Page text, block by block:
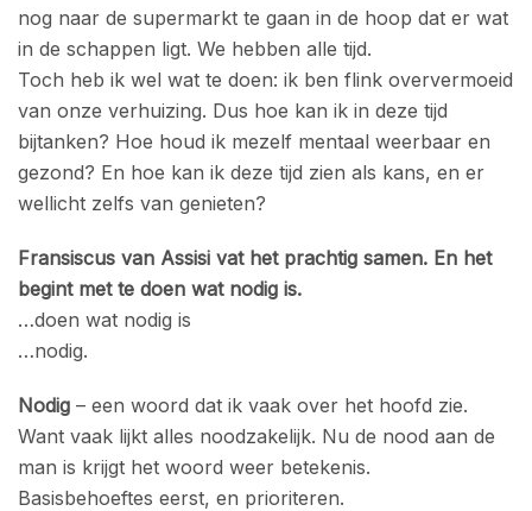
nog naar de supermarkt te gaan in de hoop dat er wat
in de schappen ligt. We hebben alle tijd.
Toch heb ik wel wat te doen: ik ben flink oververmoeid
van onze verhuizing. Dus hoe kan ik in deze tijd
bijtanken? Hoe houd ik mezelf mentaal weerbaar en
gezond? En hoe kan ik deze tijd zien als kans, en er
wellicht zelfs van genieten?
Fransiscus van Assisi vat het prachtig samen. En het
begint met te doen wat nodig is.
…doen wat nodig is
…nodig.
Nodig – een woord dat ik vaak over het hoofd zie.
Want vaak lijkt alles noodzakelijk. Nu de nood aan de
man is krijgt het woord weer betekenis.
Basisbehoeftes eerst, en prioriteren.